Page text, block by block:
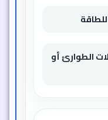
الطوارئ أو